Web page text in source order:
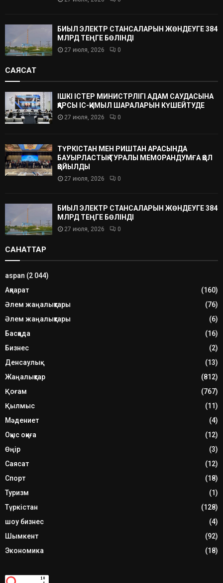
БИЫЛ ЭЛЕКТР СТАНСАЛАРЫН ЖӨНДЕУГЕ 384
МЛРД ТЕҢГЕ БӨЛІНДІ
27 июля, 2026 0
САЯСАТ
ІШКІ ІСТЕР МИНИСТРЛІГІ АДАМ САУДАСЫНА
ҚАРСЫ ІС-ҚИМЫЛ ШАРАЛАРЫН КҮШЕЙТУДЕ
27 июля, 2026 0
ТҮРКІСТАН МЕН РИШТАН АРАСЫНДА
БАУЫРЛАСТЫҚ ТУРАЛЫ МЕМОРАНДУМҒА ҚОЛ
ҚОЙЫЛДЫ
27 июля, 2026 0
БИЫЛ ЭЛЕКТР СТАНСАЛАРЫН ЖӨНДЕУГЕ 384
МЛРД ТЕҢГЕ БӨЛІНДІ
27 июля, 2026 0
САНАТТАР
aspan (2 044)
Ақпарат
(160)
Әлем жаңалықтары
(76)
Әлем жаңалықтары
(6)
Басқада
(16)
Бизнес
(2)
Денсаулық
(13)
Жаңалықтар
(812)
Қоғам
(767)
Қылмыс
(11)
Мәдениет
(4)
Оқыс оқиға
(12)
Өңір
(3)
Саясат
(12)
Спорт
(18)
Туризм
(1)
Түркістан
(128)
шоу бизнес
(4)
Шымкент
(92)
Экономика
(18)